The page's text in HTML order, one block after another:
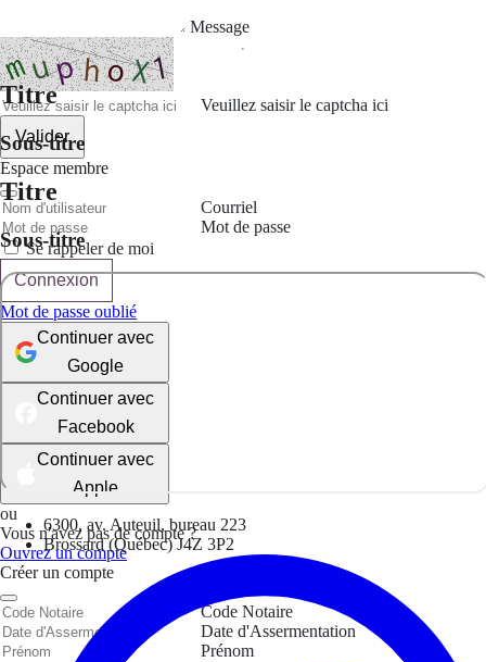
Titre
Sous-titre
Titre
Sous-titre
6300, av. Auteuil, bureau 223
Brossard (Québec) J4Z 3P2
Message
Veuillez saisir le captcha ici
Valider
Espace membre
Courriel
Mot de passe
Se rappeler de moi
Connexion
Mot de passe oublié
Continuer avec
Google
Continuer avec
Facebook
Continuer avec
Apple
ou
Vous n'avez pas de compte ?
Ouvrez un compte
Créer un compte
Code Notaire
Date d'Assermentation
Prénom